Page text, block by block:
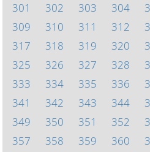
301
302 303 304
309
310 311 312
317
318 319 320
325
326 327 328
333
334 335 336
341
342 343 344
349
350 351 352
357
358 359 360